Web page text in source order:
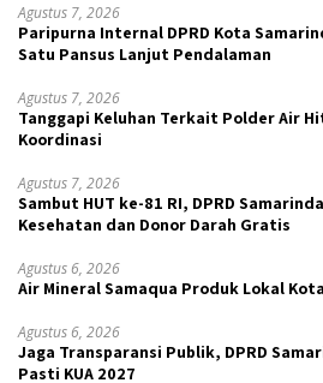
Agustus 7, 2026
Paripurna Internal DPRD Kota
Satu Pansus Lanjut Pendalaman
Agustus 7, 2026
Tanggapi Keluhan Terkait Polder Air
Koordinasi
Agustus 7, 2026
Sambut HUT ke-81 RI, DPRD
Kesehatan dan Donor Darah Gratis
Agustus 6, 2026
Air Mineral Samaqua Produk Lokal
Agustus 6, 2026
Jaga Transparansi Publik, DPRD
Pasti KUA 2027